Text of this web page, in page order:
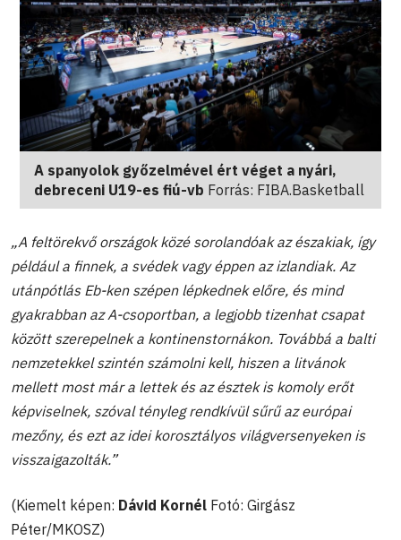
A spanyolok győzelmével ért véget a nyári,
debreceni U19-es fiú-vb Forrás: FIBA.Basketball
„A feltörekvő országok közé sorolandóak az északiak, így
például a finnek, a svédek vagy éppen az izlandiak. Az
utánpótlás Eb-ken szépen lépkednek előre, és mind
gyakrabban az A-csoportban, a legjobb tizenhat csapat
között szerepelnek a kontinenstornákon. Továbbá a balti
nemzetekkel szintén számolni kell, hiszen a litvánok
mellett most már a lettek és az észtek is komoly erőt
képviselnek, szóval tényleg rendkívül sűrű az európai
mezőny, és ezt az idei korosztályos világversenyeken is
visszaigazolták.”
(Kiemelt képen: Dávid Kornél Fotó: Girgász
Péter/MKOSZ)